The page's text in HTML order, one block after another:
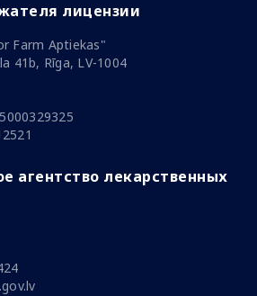
лицензии
Farm Aptiekas"
41b, Rīga, LV-1004
агентство лекарственных